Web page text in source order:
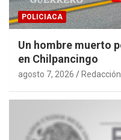
POLICIACA
Un hombre muerto
en Chilpancingo
agosto 7, 2026 Redacción